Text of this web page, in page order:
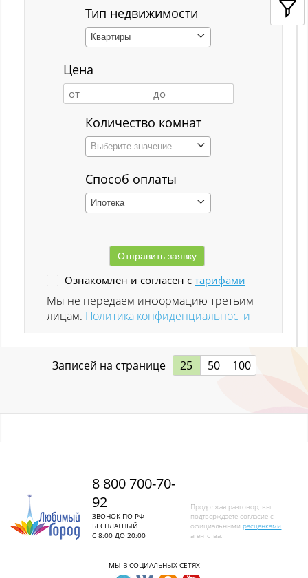
Красная Орловка
Красная Орловка с
Куйбышевский р-н
Ленинск-Кузнецкий
Листвяги
Лучшево с
Митино
Мундыбаш
Тип недвижимости
Квартиры
Цена
Количество комнат
Выберите значение
Способ оплаты
Ипотека
Ознакомлен и согласен с тарифами
Мы не передаем информацию третьим
лицам. Политика конфиденциальности
Записей на странице 25 50 100
8 800 700-70-
92
ЗВОНОК ПО РФ
БЕСПЛАТНЫЙ
С 8:00 ДО 20:00
Продолжая разговор, вы
подтверждаете согласие с
официальнымирасценками
агентства.
МЫ В СОЦИАЛЬНЫХ СЕТЯХ